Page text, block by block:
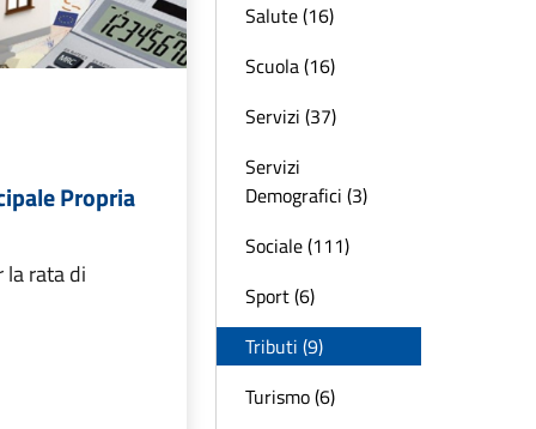
Propria
la rata di
Salute (16)
Scuola (16)
Servizi (37)
Servizi
Demografici (3)
Sociale (111)
Sport (6)
Tributi (9)
Turismo (6)